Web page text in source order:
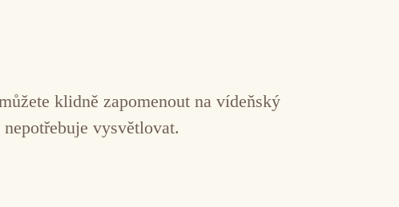
klidně zapomenout na vídeňský
vysvětlovat.